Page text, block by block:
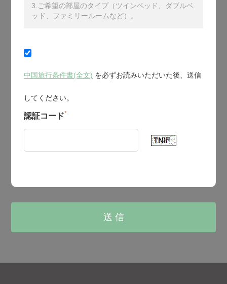
3.ご希望の部屋のタイプ（ツインベッド、ダブルベ
ッド、ファミリールームなど）。
中国旅行条件書(全文) を必ずお読みいただいた後、送信
してください。
認証コード*